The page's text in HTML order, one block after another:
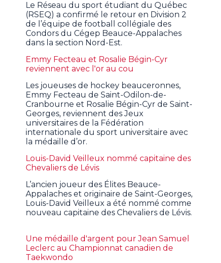
Le Réseau du sport étudiant du Québec
(RSEQ) a confirmé le retour en Division 2
de l’équipe de football collégiale des
Condors du Cégep Beauce-Appalaches
dans la section Nord-Est.
Emmy Fecteau et Rosalie Bégin-Cyr
reviennent avec l'or au cou
Les joueuses de hockey beauceronnes,
Emmy Fecteau de Saint-Odilon-de-
Cranbourne et Rosalie Bégin-Cyr de Saint-
Georges, reviennent des Jeux
universitaires de la Fédération
internationale du sport universitaire avec
la médaille d’or.
Louis-David Veilleux nommé capitaine des
Chevaliers de Lévis
L’ancien joueur des Élites Beauce-
Appalaches et originaire de Saint-Georges,
Louis-David Veilleux a été nommé comme
nouveau capitaine des Chevaliers de Lévis.
Une médaille d'argent pour Jean Samuel
Leclerc au Championnat canadien de
Taekwondo